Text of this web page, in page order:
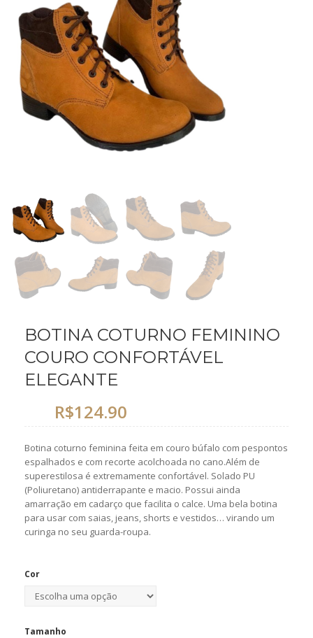
Sapatos
Sapatênis
Sandálias
Chuteiras
BOTINA COTURNO FEMININO
COURO CONFORTÁVEL
ELEGANTE
R$124.90
Botina coturno feminina feita em couro búfalo com pespontos
espalhados e com recorte acolchoada no cano.Além de
superestilosa é extremamente confortável. Solado PU
(Poliuretano) antiderrapante e macio. Possui ainda
amarração em cadarço que facilita o calce. Uma bela botina
para usar com saias, jeans, shorts e vestidos… virando um
curinga no seu guarda-roupa.
Cor
Tamanho